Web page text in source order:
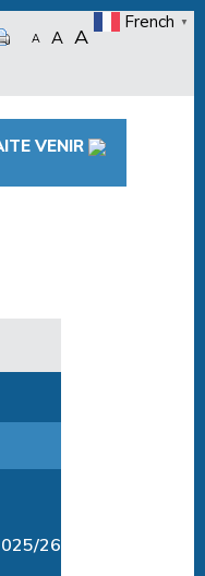
A A A
French ▼
VENIR